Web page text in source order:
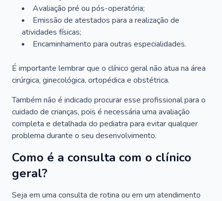
Avaliação pré ou pós-operatória;
Emissão de atestados para a realização de
atividades físicas;
Encaminhamento para outras especialidades.
É importante lembrar que o clínico geral não atua na área
cirúrgica, ginecológica, ortopédica e obstétrica.
Também não é indicado procurar esse profissional para o
cuidado de crianças, pois é necessária uma avaliação
completa e detalhada do pediatra para evitar qualquer
problema durante o seu desenvolvimento.
Como é a consulta com o clínico
geral?
Seja em uma consulta de rotina ou em um atendimento